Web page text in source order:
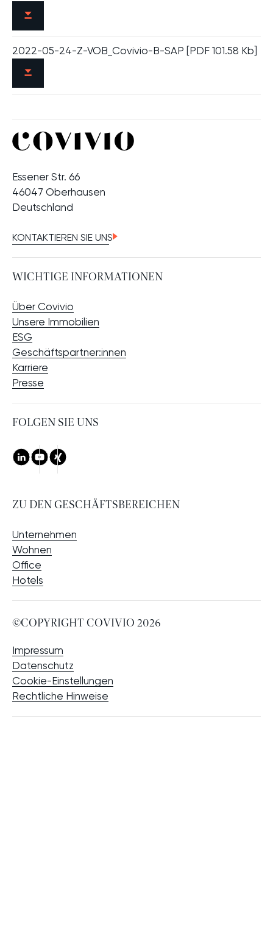
2022-05-24-Z-VOB_Covivio-B-SAP [PDF 101.58 Kb]
Essener Str. 66
46047 Oberhausen
Deutschland
KONTAKTIEREN SIE UNS
WICHTIGE INFORMATIONEN
Über Covivio
Unsere Immobilien
ESG
Geschäftspartner:innen
Karriere
Presse
FOLGEN SIE UNS
LinkedInYoutube
ZU DEN GESCHÄFTSBEREICHEN
Unternehmen
Wohnen
Office
Hotels
©COPYRIGHT COVIVIO 2026
Impressum
Datenschutz
Cookie-Einstellungen
Rechtliche Hinweise